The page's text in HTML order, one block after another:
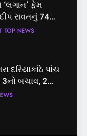
દરિયાકાંઠે પાંચ
3નો બચાવ, 2
માટે હવે
ધક્કામાંથી
વેરિફિકેશન
‘લગાન’ ફેમ
રાવતનું 74
બ્લડ કેન્સર
TOP NEWS
દરિયાકાંઠે પાંચ
3નો બચાવ, 2